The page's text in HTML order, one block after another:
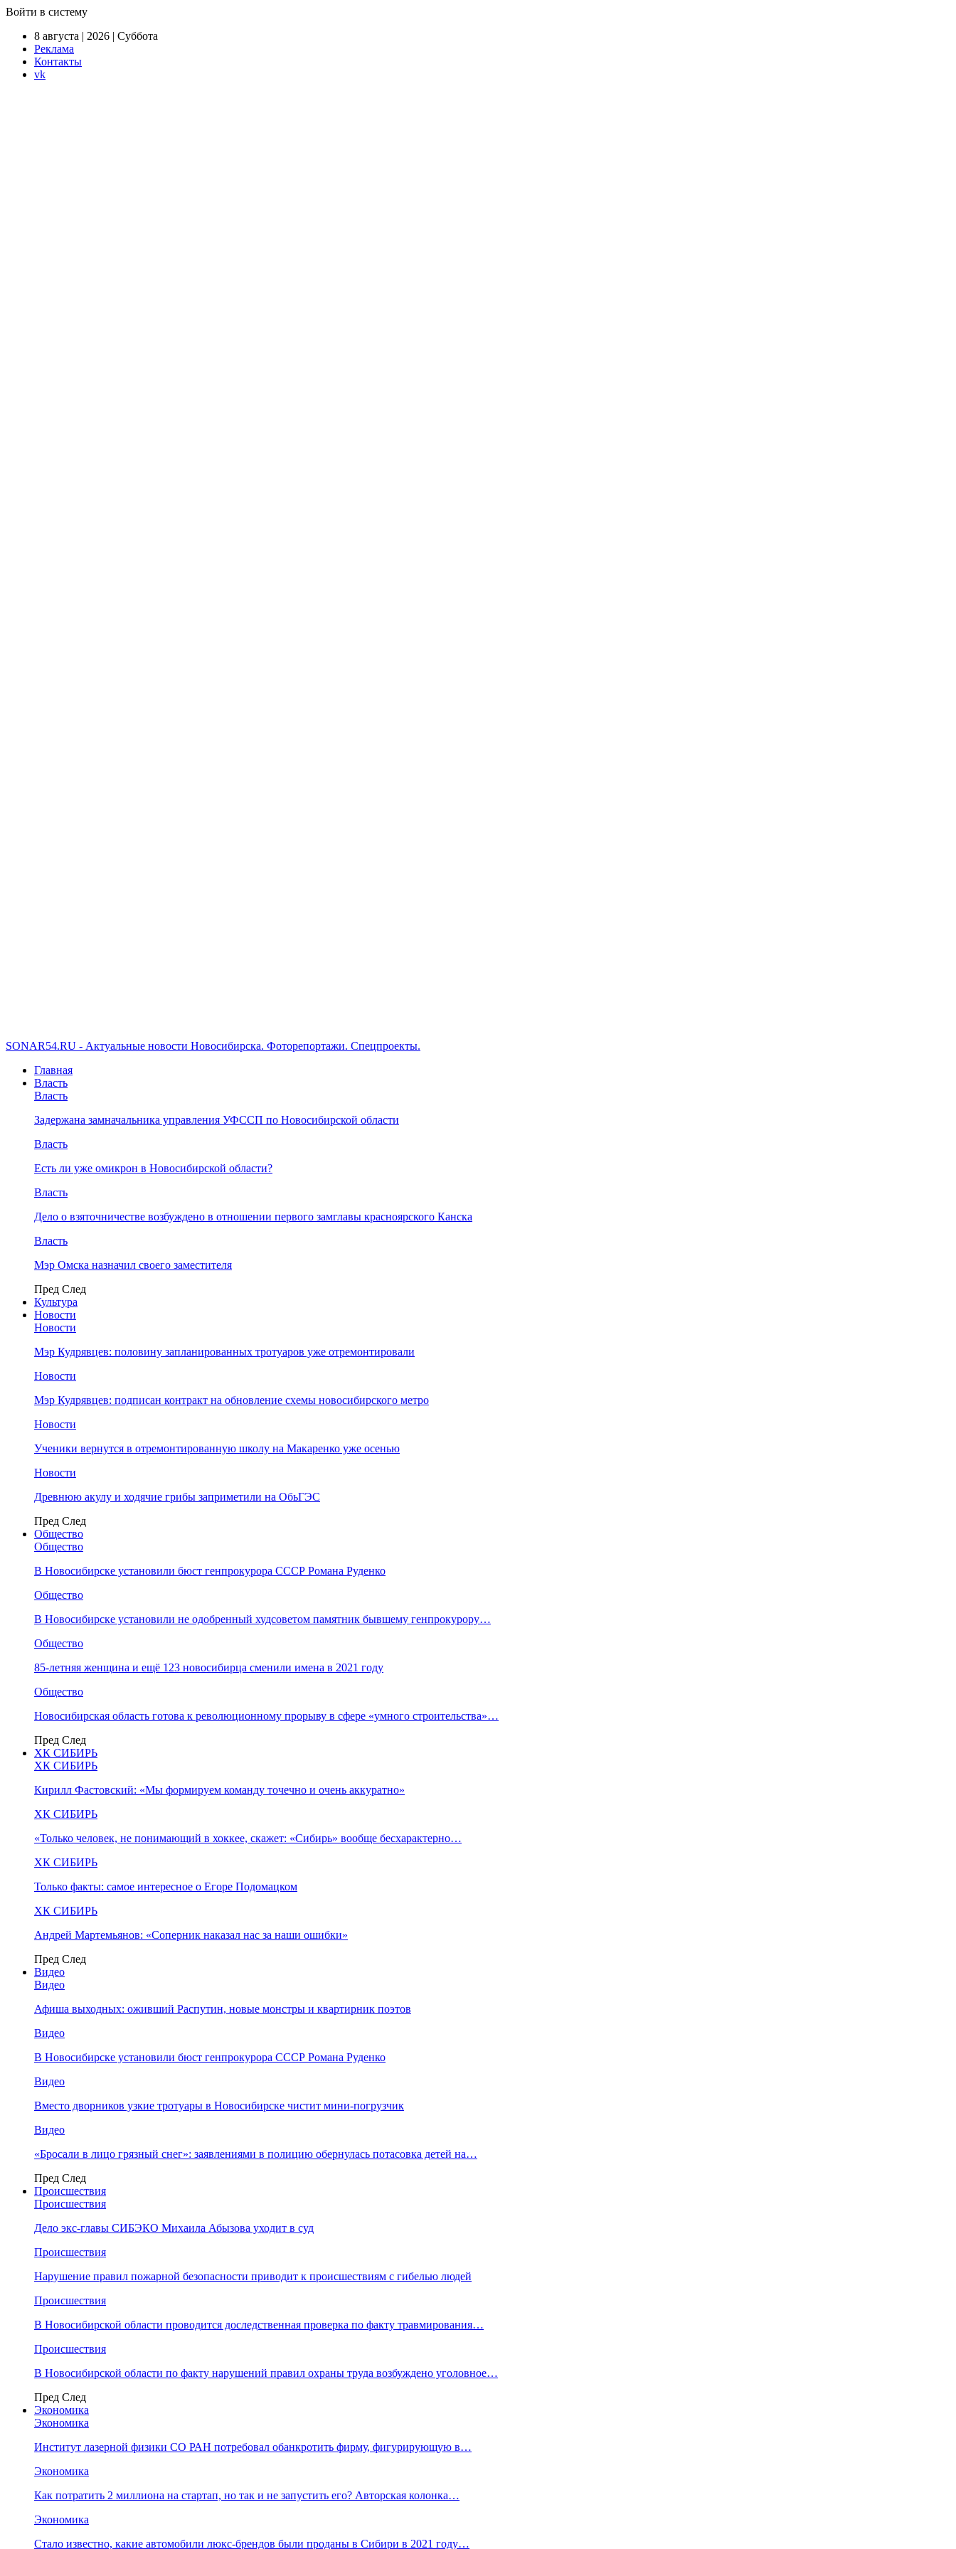
Войти в систему
8 августа | 2026 | Суббота
Реклама
Контакты
vk
SONAR54.RU - Актуальные новости Новосибирска. Фоторепортажи. Спецпроекты.
Главная
Власть
Власть
Задержана замначальника управления УФССП по Новосибирской области
Власть
Есть ли уже омикрон в Новосибирской области?
Власть
Дело о взяточничестве возбуждено в отношении первого замглавы красноярского Канска
Власть
Мэр Омска назначил своего заместителя
Пред След
Культура
Новости
Новости
Мэр Кудрявцев: половину запланированных тротуаров уже отремонтировали
Новости
Мэр Кудрявцев: подписан контракт на обновление схемы новосибирского метро
Новости
Ученики вернутся в отремонтированную школу на Макаренко уже осенью
Новости
Древнюю акулу и ходячие грибы заприметили на ОбьГЭС
Пред След
Общество
Общество
В Новосибирске установили бюст генпрокурора СССР Романа Руденко
Общество
В Новосибирске установили не одобренный худсоветом памятник бывшему генпрокурору…
Общество
85-летняя женщина и ещё 123 новосибирца сменили имена в 2021 году
Общество
Новосибирская область готова к революционному прорыву в сфере «умного строительства»…
Пред След
ХК СИБИРЬ
ХК СИБИРЬ
Кирилл Фастовский: «Мы формируем команду точечно и очень аккуратно»
ХК СИБИРЬ
«Только человек, не понимающий в хоккее, скажет: «Сибирь» вообще бесхарактерно…
ХК СИБИРЬ
Только факты: самое интересное о Егоре Подомацком
ХК СИБИРЬ
Андрей Мартемьянов: «Соперник наказал нас за наши ошибки»
Пред След
Видео
Видео
Афиша выходных: оживший Распутин, новые монстры и квартирник поэтов
Видео
В Новосибирске установили бюст генпрокурора СССР Романа Руденко
Видео
Вместо дворников узкие тротуары в Новосибирске чистит мини-погрузчик
Видео
«Бросали в лицо грязный снег»: заявлениями в полицию обернулась потасовка детей на…
Пред След
Происшествия
Происшествия
Дело экс-главы СИБЭКО Михаила Абызова уходит в суд
Происшествия
Нарушение правил пожарной безопасности приводит к происшествиям с гибелью людей
Происшествия
В Новосибирской области проводится доследственная проверка по факту травмирования…
Происшествия
В Новосибирской области по факту нарушений правил охраны труда возбуждено уголовное…
Пред След
Экономика
Экономика
Институт лазерной физики СО РАН потребовал обанкротить фирму, фигурирующую в…
Экономика
Как потратить 2 миллиона на стартап, но так и не запустить его? Авторская колонка…
Экономика
Стало известно, какие автомобили люкс-брендов были проданы в Сибири в 2021 году…